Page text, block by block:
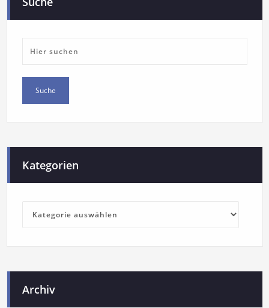
Kategorien
Archiv